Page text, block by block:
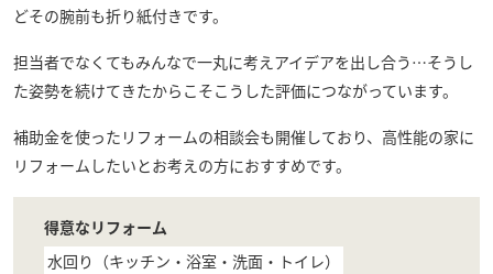
どその腕前も折り紙付きです。
担当者でなくてもみんなで一丸に考えアイデアを出し合う…そうし
た姿勢を続けてきたからこそこうした評価につながっています。
補助金を使ったリフォームの相談会も開催しており、高性能の家に
リフォームしたいとお考えの方におすすめです。
得意なリフォーム
水回り（キッチン・浴室・洗面・トイレ）